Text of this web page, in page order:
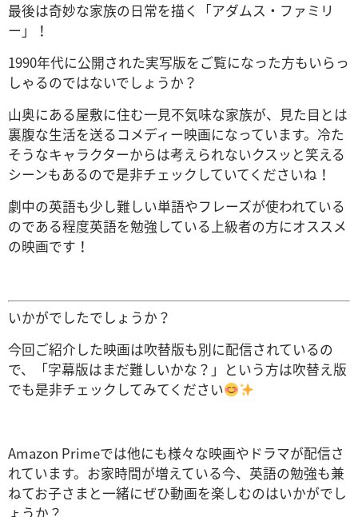
最後は奇妙な家族の日常を描く「アダムス・ファミリ
ー」！
1990年代に公開された実写版をご覧になった方もいらっ
しゃるのではないでしょうか？
山奥にある屋敷に住む一見不気味な家族が、見た目とは
裏腹な生活を送るコメディー映画になっています。冷た
そうなキャラクターからは考えられないクスッと笑える
シーンもあるので是非チェックしていてくださいね！
劇中の英語も少し難しい単語やフレーズが使われている
のである程度英語を勉強している上級者の方にオススメ
の映画です！
いかがでしたでしょうか？
今回ご紹介した映画は吹替版も別に配信されているの
で、「字幕版はまだ難しいかな？」という方は吹替え版
でも是非チェックしてみてください
Amazon Primeでは他にも様々な映画やドラマが配信さ
れています。お家時間が増えている今、英語の勉強も兼
ねてお子さまと一緒にぜひ動画を楽しむのはいかがでし